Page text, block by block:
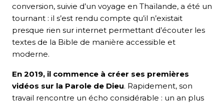
conversion, suivie d’un voyage en Thaïlande, a été un
tournant : il s’est rendu compte qu’il n’existait
presque rien sur internet permettant d’écouter les
textes de la Bible de manière accessible et
moderne.
En 2019, il commence à créer ses premières
vidéos sur la Parole de Dieu. Rapidement, son
travail rencontre un écho considérable : un an plus